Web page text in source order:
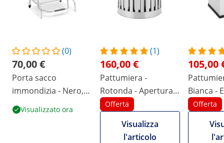
(0)
70,00 €
Porta sacco
immondizia - Nero,
Argento - Pedale - 2
ruote girevoli con
Visualizzato ora
(1)
160,00 €
Pattumiera -
Rotonda - Apertura
ampia - Acciaio inox,
acciaio galvanizzato -
Argento
Offerta
Visualizza
l'articolo
105,00
Bianca -
carta
Offerta